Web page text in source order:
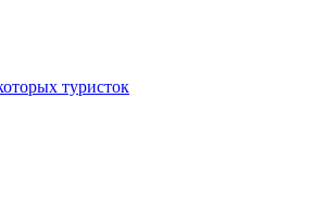
туристок